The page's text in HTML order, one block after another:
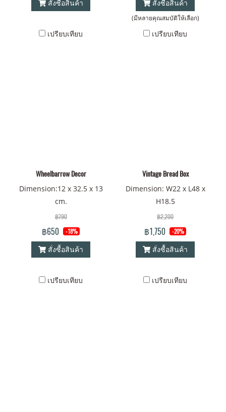
สั่งซื้อสินค้า
เปรียบเทียบ
สั่งซื้อสินค้า
(มีหลายคุณสมบัติให้เลือก)
เปรียบเทียบ
Wheelbarrow Decor
Dimension:12 x 32.5 x 13
cm.
฿790
฿650 -18%
สั่งซื้อสินค้า
เปรียบเทียบ
Vintage Bread Box
Dimension: W22 x L48 x
H18.5
฿2,200
฿1,750 -20%
สั่งซื้อสินค้า
เปรียบเทียบ